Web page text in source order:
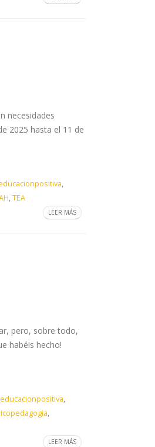
necesidades
2025 hasta el 11 de
,
,TEA
LEER MÁS
pero, sobre todo,
habéis hecho!
educacionpositiva,
,
LEER MÁS